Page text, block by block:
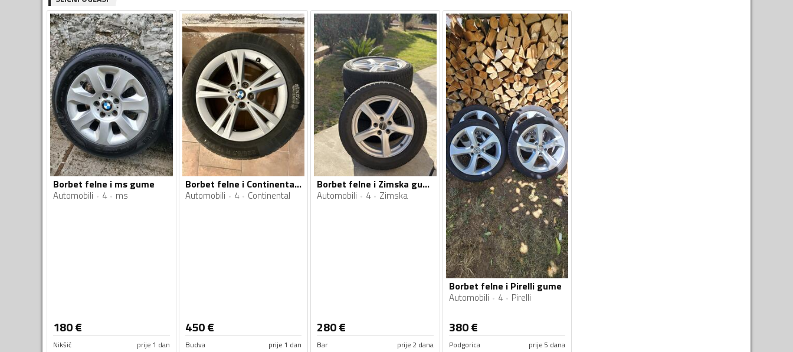
Borbet felne i ms gume
Automobili 4 ms
180€
Nikšić prije 1 dan
Borbet felne i Continental gume
Automobili 4 Continental
450€
Budva prije 1 dan
Borbet felne i Zimska gume
Automobili 4 Zimska
280€
Bar prije 2 dana
Borbet felne i Pirelli gume
Automobili 4 Pirelli
380€
Podgorica prije 5 dana